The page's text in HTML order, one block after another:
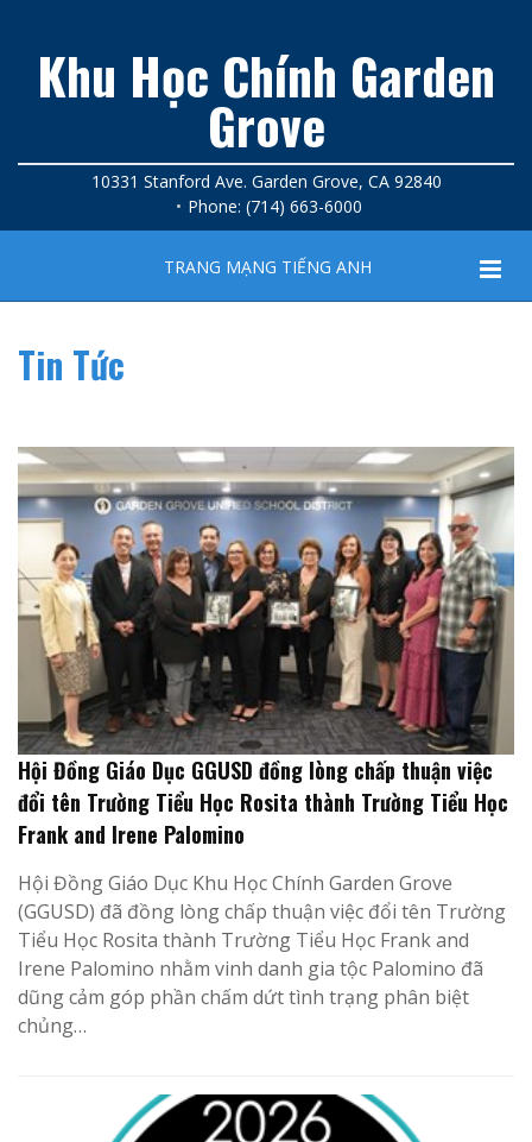
Khu Học Chính Garden
Grove
10331 Stanford Ave. Garden Grove, CA 92840
Phone: (714) 663-6000
TRANG MẠNG TIẾNG ANH
Tin Tức
Hội Đồng Giáo Dục GGUSD đồng lòng chấp thuận việc
đổi tên Trường Tiểu Học Rosita thành Trường Tiểu Học
Frank and Irene Palomino
Hội Đồng Giáo Dục Khu Học Chính Garden Grove
(GGUSD) đã đồng lòng chấp thuận việc đổi tên Trường
Tiểu Học Rosita thành Trường Tiểu Học Frank and
Irene Palomino nhằm vinh danh gia tộc Palomino đã
dũng cảm góp phần chấm dứt tình trạng phân biệt
chủng…